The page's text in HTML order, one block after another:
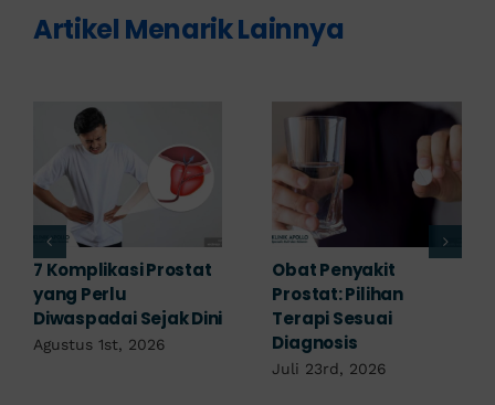
Artikel Menarik Lainnya
Penyakit Prostat Bisa
Sembuh? Ini
Penjelasannya
Juli 22nd, 2026
Pengobatan Penyakit
Prostat Sesuai Jenis
dan Penyebabnya
Juli 20th, 2026